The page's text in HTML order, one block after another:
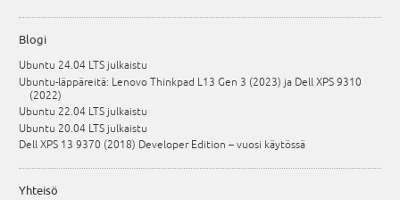
Blogi
Ubuntu 24.04 LTS julkaistu
Ubuntu-läppäreitä: Lenovo Thinkpad L13 Gen 3 (2023) ja Dell XPS 9310
(2022)
Ubuntu 22.04 LTS julkaistu
Ubuntu 20.04 LTS julkaistu
Dell XPS 13 9370 (2018) Developer Edition – vuosi käytössä
Yhteisö